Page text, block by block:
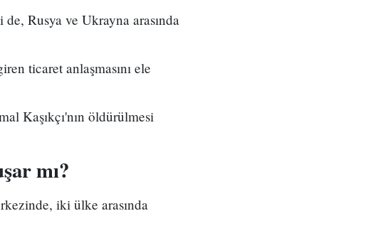
Rusya ve Ukrayna arasında
ticaret anlaşmasını ele
Kaşıkçı'nın öldürülmesi
mı?
iki ülke arasında